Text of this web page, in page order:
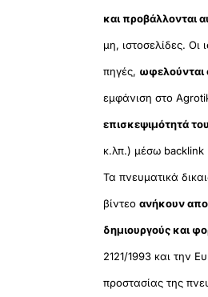
και προβάλλονται
μη, ιστοσελίδες. Οι
πηγές,
εμφάνιση στο
επισκεψιμότητά
κ.λπ.) μέσω backlink
Τα πνευματικά
βίντεοανήκουν
δημιουργούς και
2121/1993 και την
προστασίας της